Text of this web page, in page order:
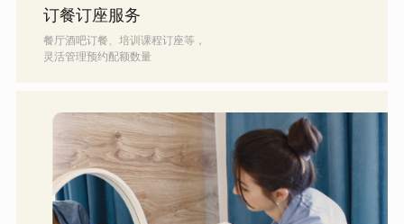
订餐订座服务
餐厅酒吧订餐、培训课程订座等，
灵活管理预约配额数量